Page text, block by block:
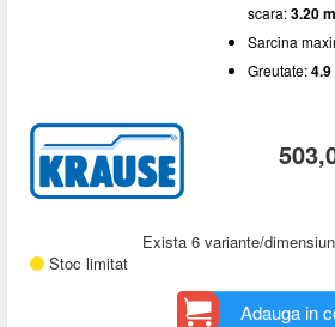
scara:3.20 m
Sarcina
Greutate:
Exista 6 variante/
Stoc limitat
Adauga in